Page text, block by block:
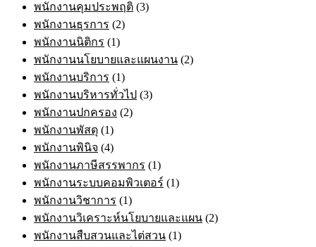
พนักงานคุมประพฤติ (3)
พนักงานธุรการ (2)
พนักงานนิติกร (1)
พนักงานนโยบายและแผนงาน (2)
พนักงานบริการ (1)
พนักงานบริหารทั่วไป (3)
พนักงานปกครอง (2)
พนักงานพัสดุ (1)
พนักงานพินิจ (4)
พนักงานภาษีสรรพากร (1)
พนักงานระบบคอมพิวเตอร์ (1)
พนักงานวิชาการ (1)
พนักงานวิเคราะห์นโยบายและแผน (2)
พนักงานสืบสวนและไต่สวน (1)